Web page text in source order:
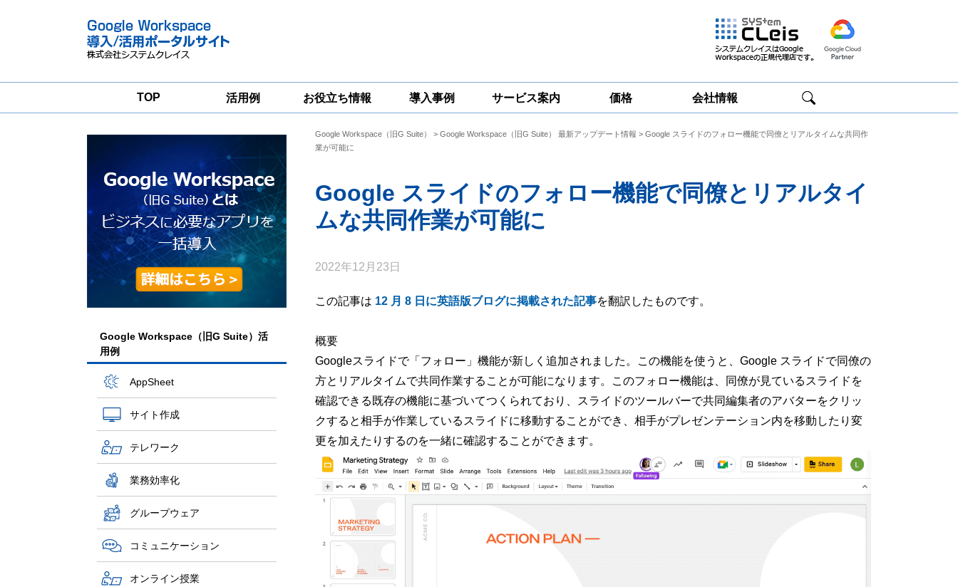
TOP 活用例 お役立ち情報
一問一答 コラム
導入事例 サービス案内
支援サービス
グループウェア
移行支援
Google
Google
Google
Google
Google
価格 会社情報
Google Workspace（旧G Suite）活
用例
AppSheet
サイト作成
テレワーク
業務効率化
グループウェア
コミュニケーション
オンライン授業
Google Workspace（旧G Suite） > Google Workspace（旧G Suite） 最新アップデート情報 > Google スライドのフォロー機能で同僚とリアルタイムな共同作
業が可能に
Google スライドのフォロー機能で同僚とリアルタイ
ムな共同作業が可能に
2022年12月23日
この記事は 12 月 8 日に英語版ブログに掲載された記事を翻訳したものです。
概要
Googleスライドで「フォロー」機能が新しく追加されました。この機能を使うと、Google スライドで同僚の
方とリアルタイムで共同作業することが可能になります。このフォロー機能は、同僚が見ているスライドを
確認できる既存の機能に基づいてつくられており、スライドのツールバーで共同編集者のアバターをクリッ
クすると相手が作業しているスライドに移動することができ、相手がプレゼンテーション内を移動したり変
更を加えたりするのを一緒に確認することができます。